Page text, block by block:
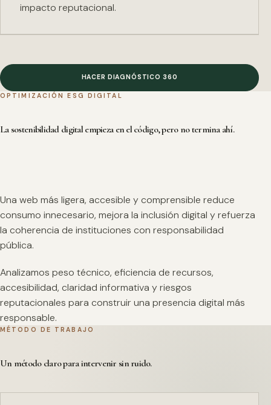
impacto reputacional.
HACER DIAGNÓSTICO 360
OPTIMIZACIÓN ESG DIGITAL
La sostenibilidad digital empieza en el código, pero no termina ahí.
Una web más ligera, accesible y comprensible reduce
consumo innecesario, mejora la inclusión digital y refuerza
la coherencia de instituciones con responsabilidad
pública.
Analizamos peso técnico, eficiencia de recursos,
accesibilidad, claridad informativa y riesgos
reputacionales para construir una presencia digital más
responsable.
MÉTODO DE TRABAJO
Un método claro para intervenir sin ruido.